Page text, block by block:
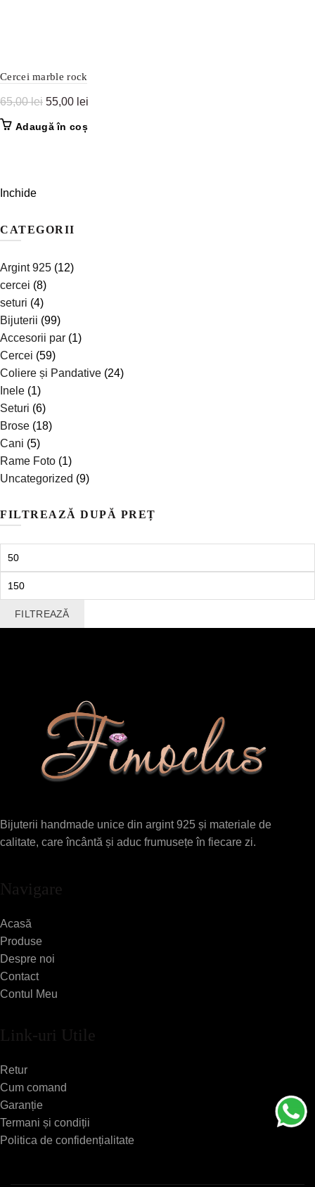
Cercei marble rock
65,00lei Prețul
a
55,00 lei
Adaugă în coș
Inchide
CATEGORII
Argint 925 (12)
cercei (8)
seturi (4)
Bijuterii (99)
Accesorii par (1)
Cercei (59)
Coliere și Pandative (24)
Inele (1)
Seturi (6)
Brose (18)
Cani (5)
Rame Foto (1)
Uncategorized (9)
FILTREAZĂ DUPĂ PREȚ
FILTREAZĂ
Bijuterii handmade unice din argint 925 și materiale de
calitate, care încântă și aduc frumusețe în fiecare zi.
Navigare
Acasă
Produse
Despre noi
Contact
Contul Meu
Link-uri Utile
Retur
Cum comand
Garanție
Termani și condiții
Politica de confidențialitate